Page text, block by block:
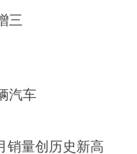
三
汽车
销量创历史新高